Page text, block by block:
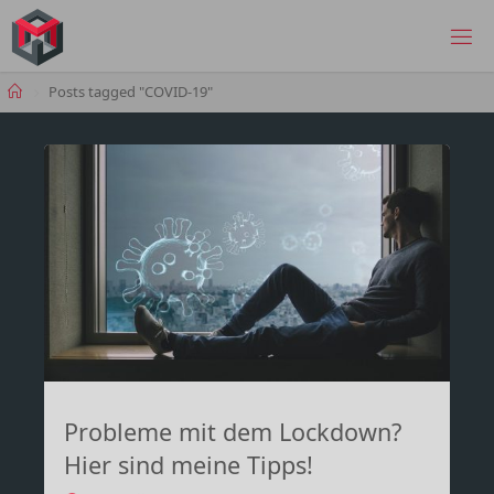
Skip
content
HomePosts tagged "COVID-19"
Probleme mit dem Lockdown?
Hier sind meine Tipps!